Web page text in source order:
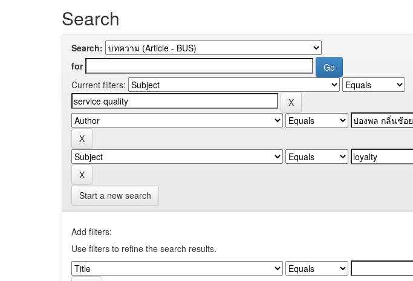
Search
Search:
for
Current filters:
Start a new search
Add filters:
Use filters to refine the search results.